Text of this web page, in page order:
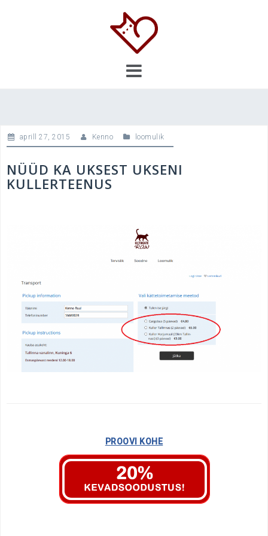
aprill 27, 2015 Kenno loomulik
NÜÜD KA UKSEST UKSENI
KULLERTEENUS
PROOVI KOHE